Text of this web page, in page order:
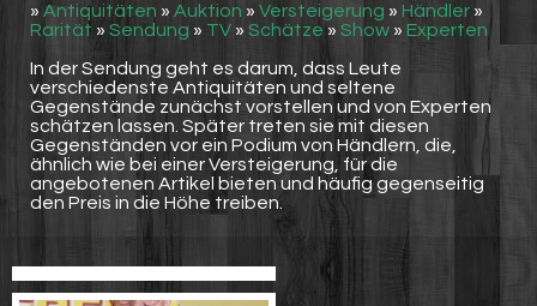
» Antiquitäten » Auktion » Versteigerung » Händler »
Rarität » Sendung » TV » Schätze » Show » Experten
In der Sendung geht es darum, dass Leute
verschiedenste Antiquitäten und seltene
Gegenstände zunächst vorstellen und von Experten
schätzen lassen. Später treten sie mit diesen
Gegenständen vor ein Podium von Händlern, die,
ähnlich wie bei einer Versteigerung, für die
angebotenen Artikel bieten und häufig gegenseitig
den Preis in die Höhe treiben.